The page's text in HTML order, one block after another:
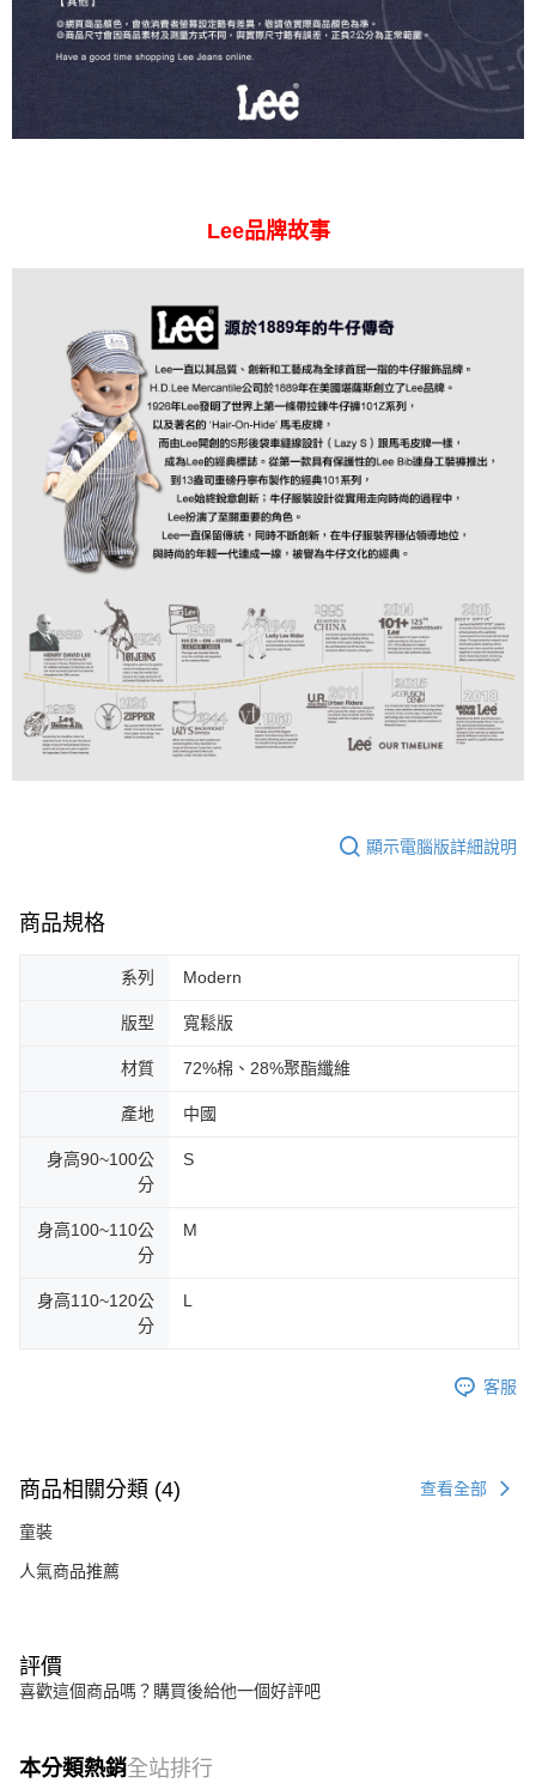
Lee品牌故事
顯示電腦版詳細說明
商品規格
系列 Modern
版型 寬鬆版
材質 72%棉、28%聚酯纖維
產地 中國
身高90~100公
分
S
身高100~110公
分
M
身高110~120公
分
L
客服
商品相關分類 (4) 查看全部
童裝
人氣商品推薦
評價
喜歡這個商品嗎？購買後給他一個好評吧
本分類熱銷全站排行